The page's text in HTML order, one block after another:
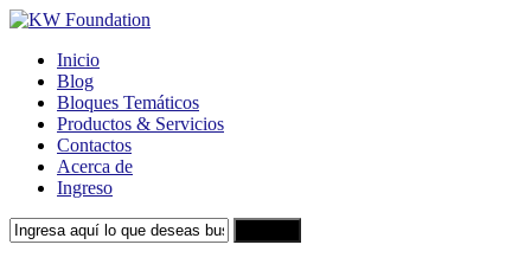
Inicio
Blog
Bloques Temáticos
Productos & Servicios
Contactos
Acerca de
Ingreso